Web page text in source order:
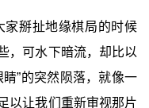
家掰扯地缘棋局的时候
，可水下暗流，却比以
”的突然陨落，就像一
以让我们重新审视那片